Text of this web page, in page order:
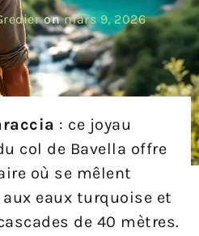
on mars 9, 2026
: ce joyau
col de Bavella offre
où se mêlent
eaux turquoise et
de 40 mètres.